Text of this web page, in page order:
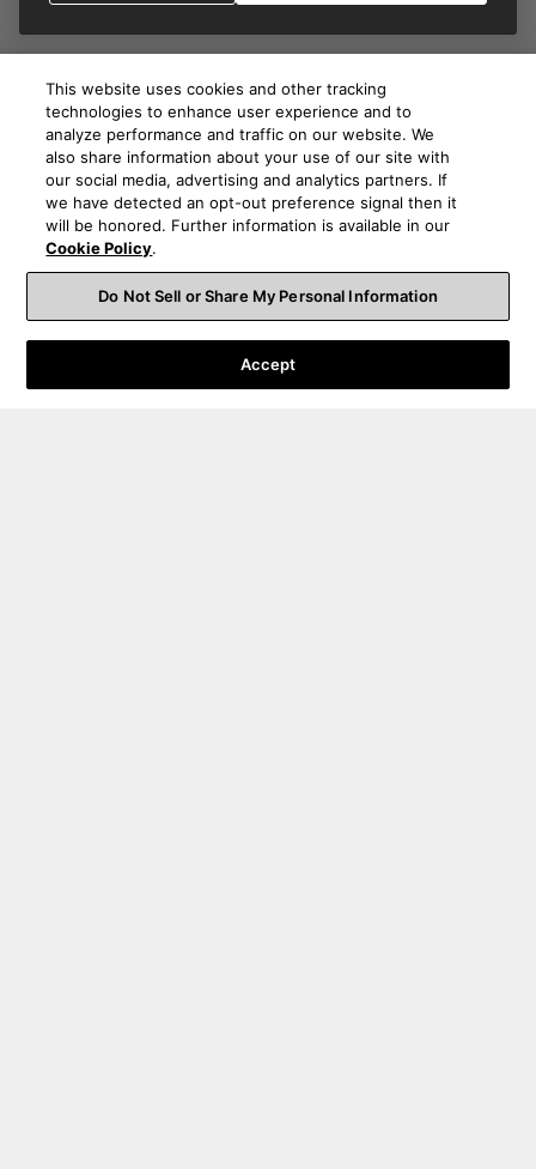
This website uses cookies and other tracking
technologies to enhance user experience and to
analyze performance and traffic on our website. We
also share information about your use of our site with
our social media, advertising and analytics partners. If
we have detected an opt-out preference signal then it
will be honored. Further information is available in our
Cookie Policy.
Do Not Sell or Share My Personal Information
Accept